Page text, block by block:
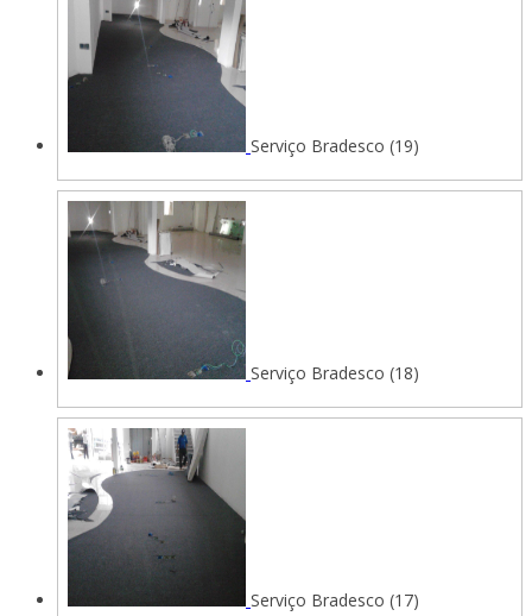
Serviço Bradesco (19)
Serviço Bradesco (18)
Serviço Bradesco (17)